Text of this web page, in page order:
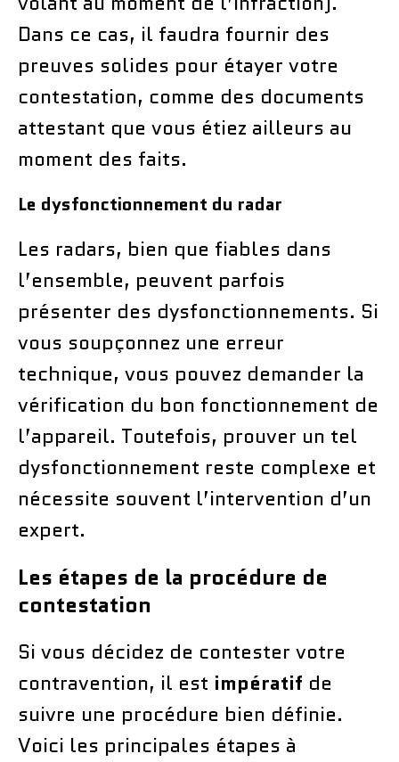
Dans ce cas, il faudra fournir des
preuves solides pour étayer votre
contestation, comme des documents
attestant que vous étiez ailleurs au
moment des faits.
Le dysfonctionnement du radar
Les radars, bien que fiables dans
l’ensemble, peuvent parfois
présenter des dysfonctionnements. Si
vous soupçonnez une erreur
technique, vous pouvez demander la
vérification du bon fonctionnement de
l’appareil. Toutefois, prouver un tel
dysfonctionnement reste complexe et
nécessite souvent l’intervention d’un
expert.
Les étapes de la procédure de
contestation
Si vous décidez de contester votre
contravention, il est impératif de
suivre une procédure bien définie.
Voici les principales étapes à